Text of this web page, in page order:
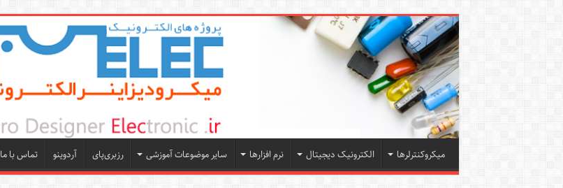
میکروکنترلرها الکترونیک دیجیتال نرم افزارها سایر موضوعات آموزشی رزبری‌پای آردوینو تماس با ما